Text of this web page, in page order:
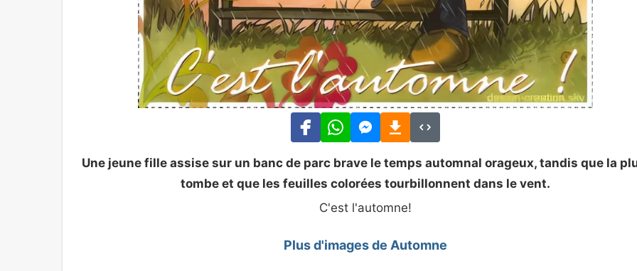
Une jeune fille assise sur un banc de parc brave le temps automnal orageux, tandis que la
tombe et que les feuilles colorées tourbillonnent dans le vent.
C'est l'automne!
Plus d'images de Automne